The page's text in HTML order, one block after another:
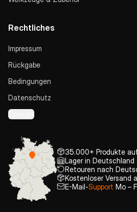
Rechtliches
Impressum
Rückgabe
Bedingungen
Datenschutz
Cookies
35.000+ Produkte
Lager in Deutschland
Retouren nach
Kostenloser Versand
E-Mail-Support Mo –